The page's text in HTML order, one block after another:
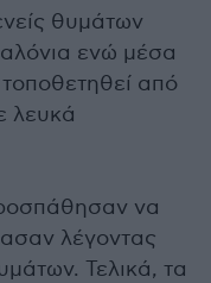
θυμάτων
ενώ μέσα
από
λευκά
να
λέγοντας
Τελικά, τα